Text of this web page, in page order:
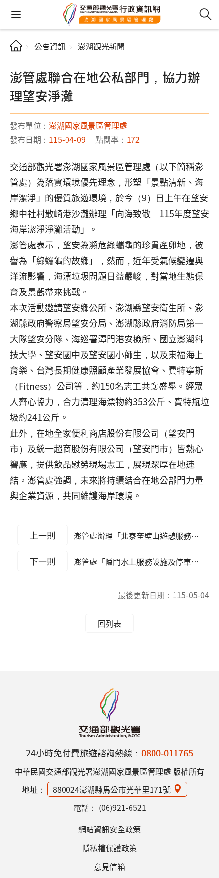
公告資訊 澎湖觀光新聞
澎管處聯合在地公私部門，協力辦
理望安淨灘
發布單位： 澎湖國家風景區管理處
發布日期： 115-04-09 點閱率： 172
交通部觀光署澎湖國家風景區管理處（以下簡稱澎
管處）為落實環境優先理念，形塑「景點清新、海
岸潔淨」的優質旅遊環境，於今（9）日上午在望安
鄉中社村散崎港沙灘辦理「向海致敬—115年度望安
海岸潔淨淨灘活動」。
澎管處表示，望安為瀕危綠蠵龜的珍貴產卵地，被
譽為「綠蠵龜的故鄉」，然而，近年受氣候變遷與
洋流影響，海漂垃圾問題日益嚴峻，對當地生態保
育及景觀帶來挑戰。
本次活動邀請望安鄉公所、澎湖縣望安衛生所、澎
湖縣政府警察局望安分局、澎湖縣政府消防局第一
大隊望安分隊、海巡署潭門港安檢所、國立澎湖科
技大學、望安國中及望安國小師生，以及東福海上
育樂、台灣長期健康照顧產業發展協會、費特寧斯
（Fitness）公司等，約150名志工共襄盛舉。經眾
人齊心協力，合力清理海漂物約353公斤、寶特瓶垃
圾約241公斤。
此外，在地全家便利商店股份有限公司（望安門
市）及統一超商股份有限公司（望安門市）皆熱心
響應，提供飲品慰勞現場志工，展現深厚在地連
結。澎管處強調，未來將持續結合在地公部門力量
與企業資源，共同維護海岸環境。
上一則 澎管處辦理「北寮奎壁山遊憩服務設施出租案」，歡迎投標
下一則 澎管處「隘門水上服務設施及停車場出租案」，公告邀請廠商投標！
最後更新日期： 115-05-04
回列表
24小時免付費旅遊諮詢熱線： 0800-011765
中華民國交通部觀光署澎湖國家風景區管理處 版權所有
地址：
880024澎湖縣馬公市光華里171號
電話： (06)921-6521
網站資訊安全政策
隱私權保護政策
意見信箱